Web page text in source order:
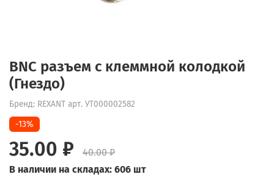
BNC разъем c клеммной колодкой
(Гнездо)
Бренд: REXANT арт. УТ000002582
-13%
35.00 ₽
40.00 ₽
В наличии на складах: 606 шт